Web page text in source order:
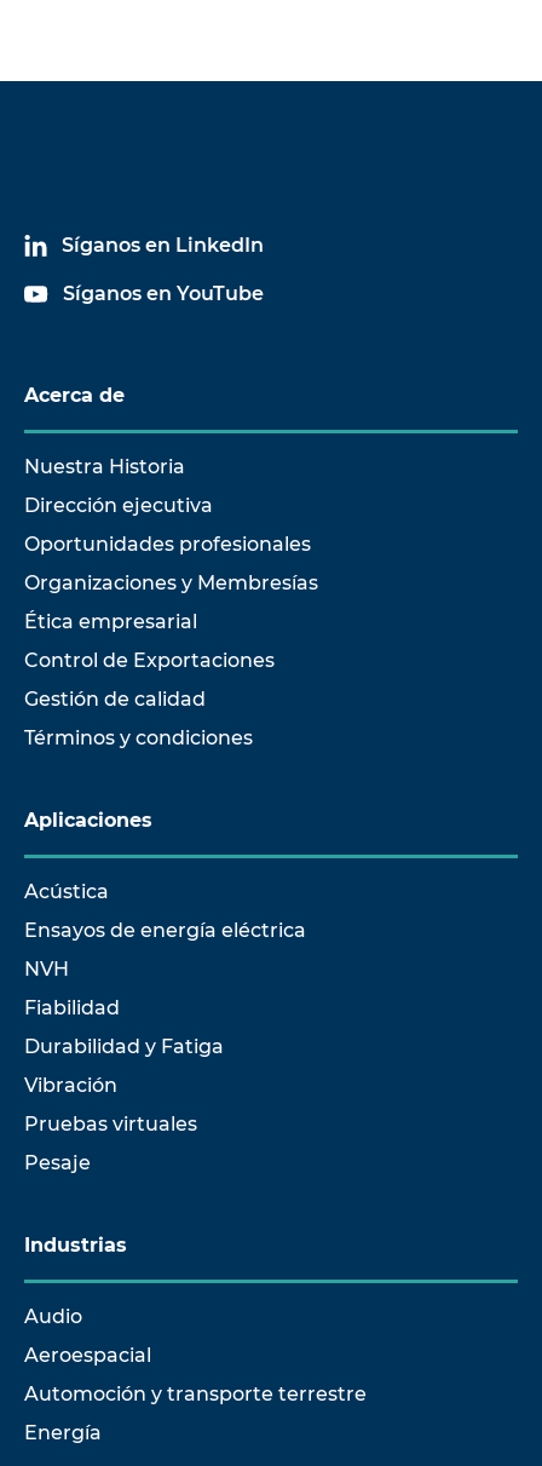
Síganos en LinkedIn
Síganos en YouTube
Acerca de
Nuestra Historia
Dirección ejecutiva
Oportunidades profesionales
Organizaciones y Membresías
Ética empresarial
Control de Exportaciones
Gestión de calidad
Términos y condiciones
Aplicaciones
Acústica
Ensayos de energía eléctrica
NVH
Fiabilidad
Durabilidad y Fatiga
Vibración
Pruebas virtuales
Pesaje
Industrias
Audio
Aeroespacial
Automoción y transporte terrestre
Energía